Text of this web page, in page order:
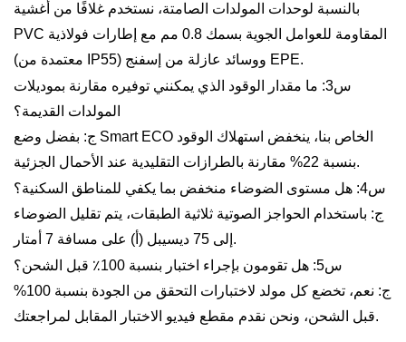
بالنسبة لوحدات المولدات الصامتة، نستخدم غلافًا من أغشية
PVC المقاومة للعوامل الجوية بسمك 0.8 مم مع إطارات فولاذية
(معتمدة من IP55) ووسائد عازلة من إسفنج EPE.
س3: ما مقدار الوقود الذي يمكنني توفيره مقارنة بموديلات
المولدات القديمة؟
ج: بفضل وضع Smart ECO الخاص بنا، ينخفض استهلاك الوقود
بنسبة 22% مقارنة بالطرازات التقليدية عند الأحمال الجزئية.
س4: هل مستوى الضوضاء منخفض بما يكفي للمناطق السكنية؟
ج: باستخدام الحواجز الصوتية ثلاثية الطبقات، يتم تقليل الضوضاء
إلى 75 ديسيبل (أ) على مسافة 7 أمتار.
س5: هل تقومون بإجراء اختبار بنسبة 100٪ قبل الشحن؟
ج: نعم، تخضع كل مولد لاختبارات التحقق من الجودة بنسبة 100%
قبل الشحن، ونحن نقدم مقطع فيديو الاختبار المقابل لمراجعتك.